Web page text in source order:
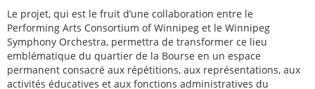
Le projet, qui est le fruit d’une collaboration entre le
Performing Arts Consortium of Winnipeg et le Winnipeg
Symphony Orchestra, permettra de transformer ce lieu
emblématique du quartier de la Bourse en un espace
permanent consacré aux répétitions, aux représentations, aux
activités éducatives et aux fonctions administratives du